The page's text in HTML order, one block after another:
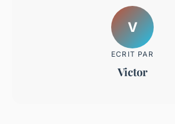
V
ECRIT PAR
Victor